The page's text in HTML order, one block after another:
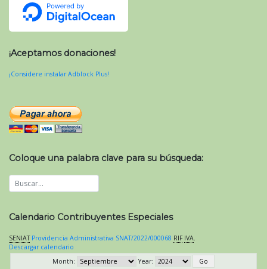
¡Aceptamos donaciones!
¡Considere instalar Adblock Plus!
Coloque una palabra clave para su búsqueda:
Calendario Contribuyentes Especiales
SENIAT Providencia Administrativa SNAT/2022/000068 RIF IVA
Descargar calendario
Month:
Year: